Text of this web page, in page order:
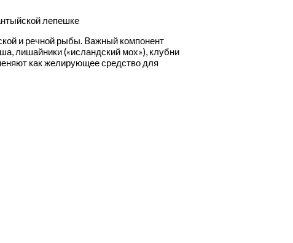
лепешке
и речной рыбы. Baжный компонент
лишайники («исландский мох»), клубни
как желирующее средство для